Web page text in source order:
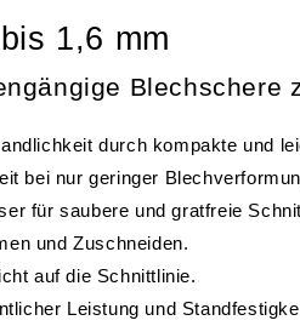
1,6 mm
Blechschere
durch kompakte und
bei nur geringer
für saubere und gratfreie
und Zuschneiden.
auf die Schnittlinie.
Leistung und